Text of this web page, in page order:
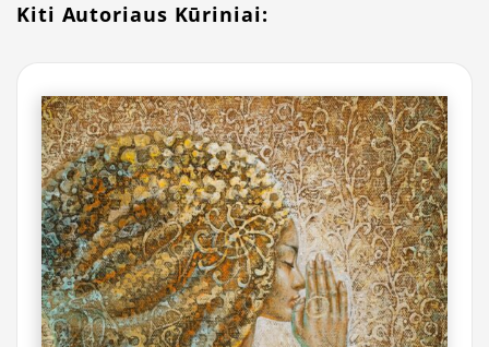
Kiti Autoriaus Kūriniai: